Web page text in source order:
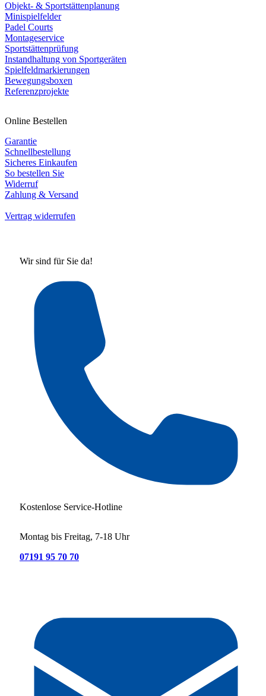
Objekt- & Sportstättenplanung
Minispielfelder
Padel Courts
Montageservice
Sportstättenprüfung
Instandhaltung von Sportgeräten
Spielfeldmarkierungen
Bewegungsboxen
Referenzprojekte
Online Bestellen
Garantie
Schnellbestellung
Sicheres Einkaufen
So bestellen Sie
Widerruf
Zahlung & Versand
Vertrag widerrufen
Wir sind für Sie da!
Kostenlose Service-Hotline
Montag bis Freitag, 7-18 Uhr
07191 95 70 70